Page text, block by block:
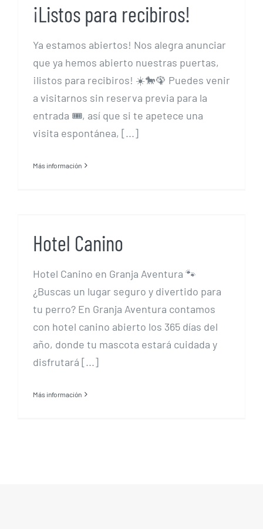
¡Listos para recibiros!
Ya estamos abiertos! Nos alegra anunciar
que ya hemos abierto nuestras puertas,
¡listos para recibiros! ☀️🐎🦚 Puedes venir
a visitarnos sin reserva previa para la
entrada 🎟️, así que si te apetece una
visita espontánea, [...]
Más información
Hotel Canino
Hotel Canino en Granja Aventura 🐾
¿Buscas un lugar seguro y divertido para
tu perro? En Granja Aventura contamos
con hotel canino abierto los 365 días del
año, donde tu mascota estará cuidada y
disfrutará [...]
Más información